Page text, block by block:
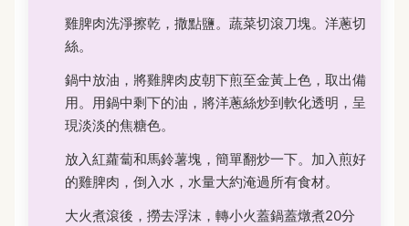
雞脾肉洗淨擦乾，撒點鹽。蔬菜切滾刀塊。洋蔥切
絲。
鍋中放油，將雞脾肉皮朝下煎至金黃上色，取出備
用。用鍋中剩下的油，將洋蔥絲炒到軟化透明，呈
現淡淡的焦糖色。
放入紅蘿蔔和馬鈴薯塊，簡單翻炒一下。加入煎好
的雞脾肉，倒入水，水量大約淹過所有食材。
大火煮滾後，撈去浮沫，轉小火蓋鍋蓋燉煮20分